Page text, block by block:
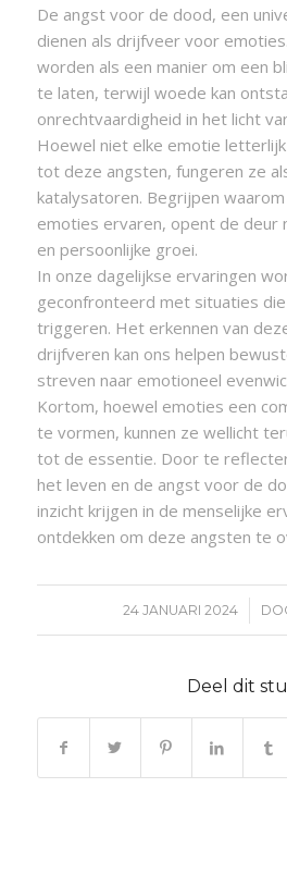
De angst voor de dood, een
dienen als drijfveer voor
worden als een manier om een
te laten, terwijl woede kan
onrechtvaardigheid in het licht
Hoewel niet elke emotie
tot deze angsten, fungeren ze
katalysatoren. Begrijpen
emoties ervaren, opent de deur
en persoonlijke groei.
In onze dagelijkse ervaringen
geconfronteerd met situaties
triggeren. Het erkennen van
drijfveren kan ons helpen
streven naar emotioneel
Kortom, hoewel emoties een
te vormen, kunnen ze wellicht
tot de essentie. Door te
het leven en de angst voor de
inzicht krijgen in de menselijke
ontdekken om deze angsten te
24 JANUARI 2024
/
Deel dit